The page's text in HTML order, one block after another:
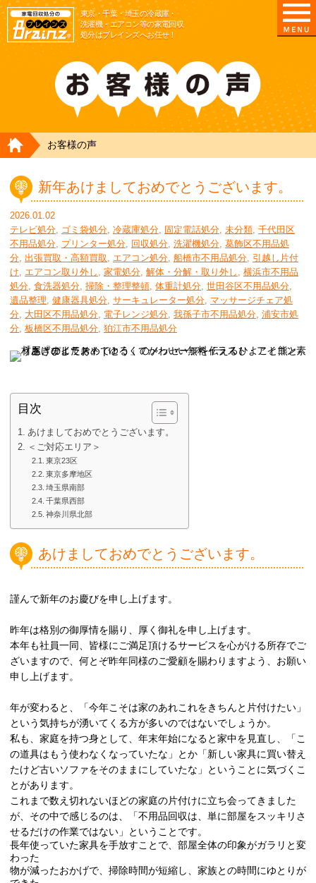
東京/埼玉/千葉/神奈川の 冷蔵庫・洗濯機・エアコン
東京・千葉・埼玉の冷蔵庫・
洗濯機・エアコン等の家電回収
処分はブレインズへお任せ！
HOME
お客様の声
新年あけましておめでとうございます。
2026.01.02
テレビ処分, ゴミ袋処分, 冷蔵庫処分, 固定電話処分, 未分類, 千代田区
不用品処分, プリンター処分, 回収処分, 洗濯機処分, 葛飾区不用品処
分, 出張買取・高額買取, エアコン処分, 船橋市不用品処分, 引越し片付
け, エアコン取り外し , 家電処分, 解体・分解・取り外し , 横浜市不用品
処分, 食洗器処分, 掃除・整理整頓, 体重計処分, 世田谷区不用品処分,
遺品整理, 健康器具処分, サーキュレーター処分, マッサージチェア処
分, 大田区不用品処分, 電子レンジ処分, 我孫子市不用品処分, 浦安市処
分, 板橋区不用品処分, 狛江市不用品処分
目次
あけましておめでとうございます。
＜ご対応エリア＞
東京23区
東京多摩地区
埼玉県南部
千葉県西部
神奈川県北部
あけましておめでとうございます。
謹んで新年のお慶びを申し上げます。
昨年は格別の御厚情を賜り、厚く御礼を申し上げます。
本年も社員一同、皆様にご満足頂けるサービスを心がける所存でご
ざいますので、何とぞ昨年同様のご愛顧を賜わりますよう、お願い
申し上げます。
年が変わると、「今年こそは家のあれこれをきちんと片付けたい」
という気持ちが湧いてくる方が多いのではないでしょうか。
私も、家庭を持つ身として、年末年始になると家中を見直し、「こ
の道具はもう使わなくなっていたな」とか「新しい家具に買い替え
たけど古いソファをそのままにしていたな」ということに気づくこ
とがあります。
これまで数え切れないほどの家庭の片付けに立ち会ってきました
が、その中で感じるのは、「不用品回収は、単に部屋をスッキリさ
せるだけの作業ではない」ということです。
長年使っていた家具を手放すことで、部屋全体の印象がガラリと変
わった
物が減ったおかげで、掃除時間が短縮し、家族との時間にゆとりが